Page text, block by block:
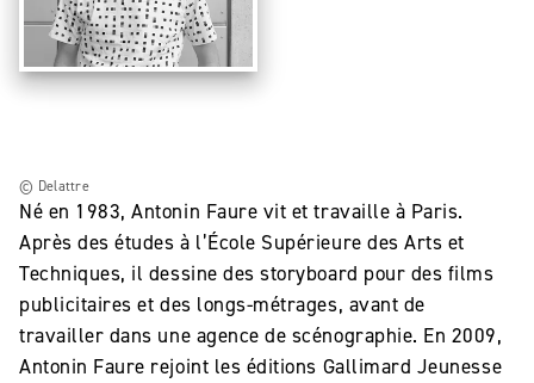
Né en 1983, Antonin Faure vit et travaille à Paris.
Après des études à l’École Supérieure des Arts et
Techniques, il dessine des storyboard pour des films
publicitaires et des longs-métrages, avant de
travailler dans une agence de scénographie. En 2009,
Antonin Faure rejoint les éditions Gallimard Jeunesse
© Delattre